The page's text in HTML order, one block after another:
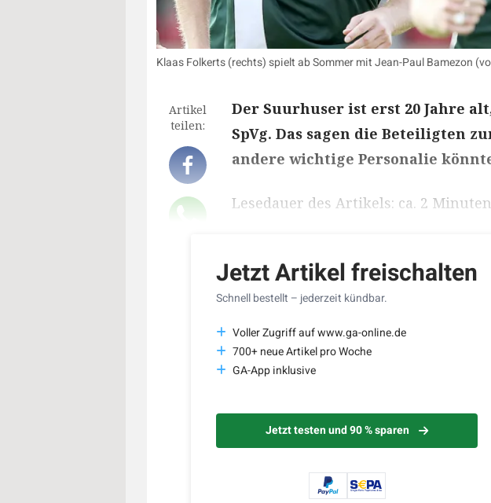
Klaas Folkerts (rechts) spielt ab Sommer mit Jean-Paul Bamezon
Artikel
teilen:
Der Suurhuser ist erst 20 Jahre
SpVg. Das sagen die Beteiligten
andere wichtige Personalie
Lesedauer des Artikels: ca. 2 Minuten
Jetzt Artikel freischalten
Schnell bestellt – jederzeit kündbar.
Voller Zugriff auf www.ga-online.de
700+ neue Artikel pro Woche
GA-App inklusive
Jetzt testen und 90 % sparen